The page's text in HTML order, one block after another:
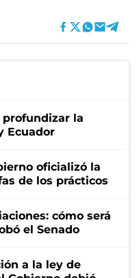
la
Ecuador
oficializó la
de los prácticos
cómo será
el Senado
a la ley de